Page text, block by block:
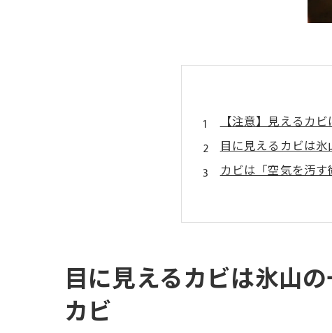
【注意】見えるカ
目に見えるカビは
カビは「空気を汚
なぜカビは何度も
「見えないカビ」
隠れカビを放置しな
こんな症状があっ
目に見えるカビは氷山
カビ